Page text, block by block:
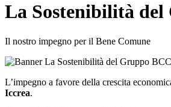
La Sostenibilità
Il nostro impegno per il Bene Comune
L’impegno a favore della crescita
Iccrea.